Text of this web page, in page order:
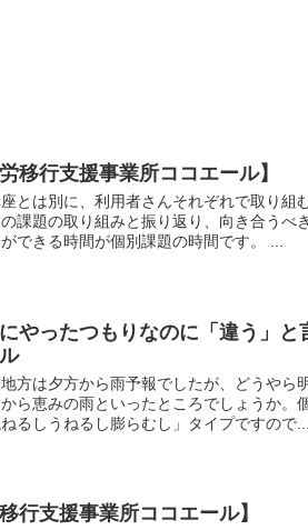
移行支援事業所ココエール】
とは別に、利用者さんそれぞれで取り組
課題の取り組みと振り返り、向き合うべ
できる時間が個別課題の時間です。 ...
やったつもりなのに「違う」と
方は夕方から雨予報でしたが、どうやら
ら恵みの雨といったところでしょうか。
るしうねるし膨らむし」タイプですので...
行支援事業所ココエール】